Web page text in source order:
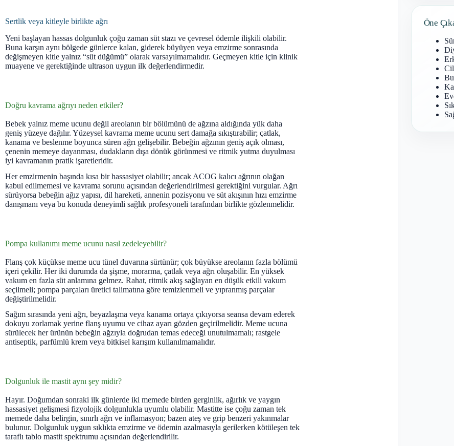
Sertlik veya kitleyle birlikte ağrı
Yeni başlayan hassas dolgunluk çoğu zaman süt stazı ve çevresel ödemle ilişkili olabilir.
Buna karşın aynı bölgede günlerce kalan, giderek büyüyen veya emzirme sonrasında
değişmeyen kitle yalnız “süt düğümü” olarak varsayılmamalıdır. Geçmeyen kitle için klinik
muayene ve gerektiğinde ultrason uygun ilk değerlendirmedir.
Doğru kavrama ağrıyı neden etkiler?
Bebek yalnız meme ucunu değil areolanın bir bölümünü de ağzına aldığında yük daha
geniş yüzeye dağılır. Yüzeysel kavrama meme ucunu sert damağa sıkıştırabilir; çatlak,
kanama ve beslenme boyunca süren ağrı gelişebilir. Bebeğin ağzının geniş açık olması,
çenenin memeye dayanması, dudakların dışa dönük görünmesi ve ritmik yutma duyulması
iyi kavramanın pratik işaretleridir.
Her emzirmenin başında kısa bir hassasiyet olabilir; ancak ACOG kalıcı ağrının olağan
kabul edilmemesi ve kavrama sorunu açısından değerlendirilmesi gerektiğini vurgular. Ağrı
sürüyorsa bebeğin ağız yapısı, dil hareketi, annenin pozisyonu ve süt akışının hızı emzirme
danışmanı veya bu konuda deneyimli sağlık profesyoneli tarafından birlikte gözlenmelidir.
Pompa kullanımı meme ucunu nasıl zedeleyebilir?
Flanş çok küçükse meme ucu tünel duvarına sürtünür; çok büyükse areolanın fazla bölümü
içeri çekilir. Her iki durumda da şişme, morarma, çatlak veya ağrı oluşabilir. En yüksek
vakum en fazla süt anlamına gelmez. Rahat, ritmik akış sağlayan en düşük etkili vakum
seçilmeli; pompa parçaları üretici talimatına göre temizlenmeli ve yıpranmış parçalar
değiştirilmelidir.
Sağım sırasında yeni ağrı, beyazlaşma veya kanama ortaya çıkıyorsa seansa devam ederek
dokuyu zorlamak yerine flanş uyumu ve cihaz ayarı gözden geçirilmelidir. Meme ucuna
sürülecek her ürünün bebeğin ağzıyla doğrudan temas edeceği unutulmamalı; rastgele
antiseptik, parfümlü krem veya bitkisel karışım kullanılmamalıdır.
Dolgunluk ile mastit aynı şey midir?
Hayır. Doğumdan sonraki ilk günlerde iki memede birden gerginlik, ağırlık ve yaygın
hassasiyet gelişmesi fizyolojik dolgunlukla uyumlu olabilir. Mastitte ise çoğu zaman tek
memede daha belirgin, sınırlı ağrı ve inflamasyon; bazen ateş ve grip benzeri yakınmalar
bulunur. Dolgunluk uygun sıklıkta emzirme ve ödemin azalmasıyla gerilerken kötüleşen tek
taraflı tablo mastit spektrumu açısından değerlendirilir.
Öne